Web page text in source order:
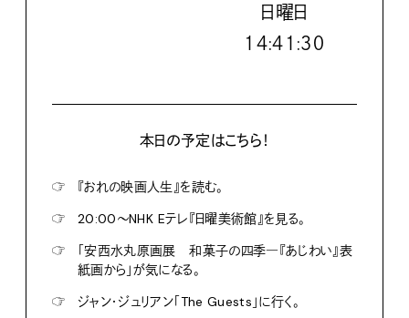
日曜日
１４:４１:３１
本日の予定はこちら！
☞
『おれの映画人生』を読む。
☞
20:00〜NHK Eテレ『日曜美術館』を見る。
☞
「安西水丸原画展 和菓子の四季―『あじわい』表
紙画から」が気になる。
☞
ジャン・ジュリアン「The Guests」に行く。